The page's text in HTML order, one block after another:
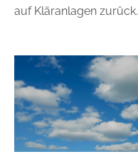
auf Kläranlagen zurück.